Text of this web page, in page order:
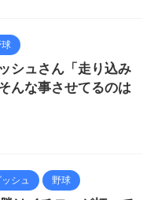
シュさん「走り込み
んな事させてるのは
シュ 野球